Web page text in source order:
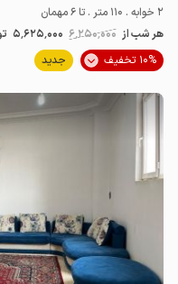
2 خوابه . 110 متر . تا 6 مهمان
هر شب از 6٬250٬000 5٬625٬000
10% تخفیف
جدید